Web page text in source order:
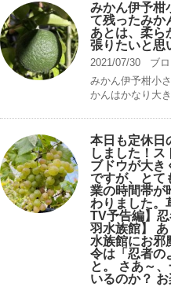
みかん伊予柑
て残ったみか
あとは、柔ら
張りたいと思
2021/07/30
ブ
みかん伊予柑小
かんはかなり大
本日も定休日
しました！ス
ブドウが大き
ですが、とて
業の時間帯が
わりました。
TV予告編】
羽水族館】
水族館にお邪
令は「忍者の
と。 さあ～
いるのか？ お